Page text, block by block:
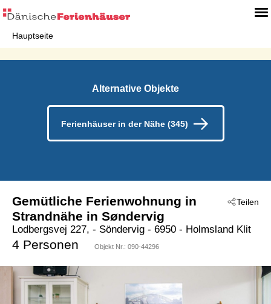
Hauptseite
Alternative Objekte
Ferienhäuser in der Nähe (345)
Teilen
Gemütliche Ferienwohnung in
Strandnähe in Søndervig
Lodbergsvej 227, - Söndervig - 6950 - Holmsland Klit
4 Personen Objekt Nr.: 090-44296